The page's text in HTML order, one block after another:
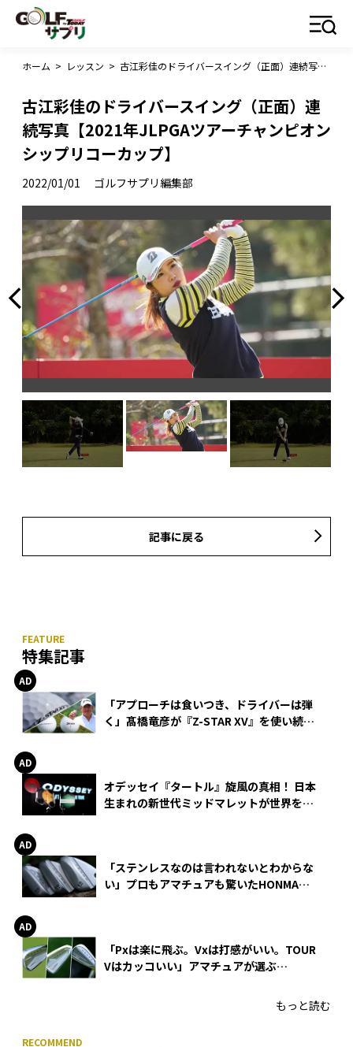
ホーム > レッスン > 古江彩佳のドライバースイング（正面）連続写真【2021年JLPGAツアーチャンピオンシップリコーカップ】
古江彩佳のドライバースイング（正面）連
続写真【2021年JLPGAツアーチャンピオン
シップリコーカップ】
2022/01/01 ゴルフサプリ編集部
記事に戻る
特集記事
「アプローチは食いつき、ドライバーは弾
く」髙橋竜彦が『Z-STAR XV』を使い続け
オデッセイ『タートル』旋風の真相！ 日本
生まれの新世代ミッドマレットが世界を席
「ステンレスなのは言われないとわからな
い」プロもアマチュアも驚いたHONMA
「Pxは楽に飛ぶ。Vxは打感がいい。TOUR
Vはカッコいい」アマチュアが選ぶ
もっと読む